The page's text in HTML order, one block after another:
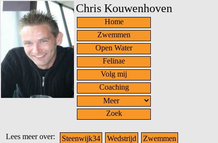
Chris Kouwenhoven
Home
Zwemmen
Open Water
Felinae
Volg mij
Coaching
Zoek
Lees meer over: Steenwijk34 Wedstrijd
Zwemmen